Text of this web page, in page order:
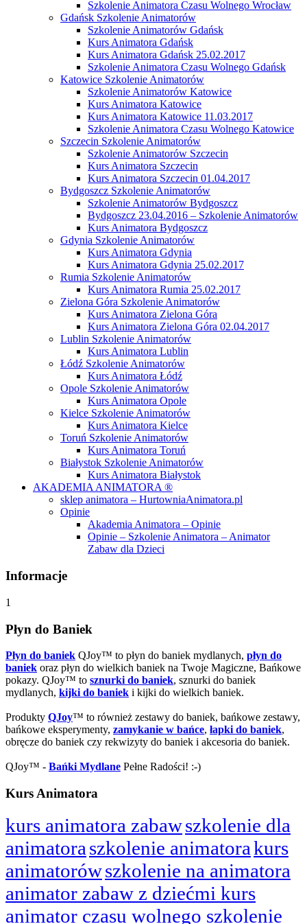
Szkolenie Animatora Czasu Wolnego Wrocław
Gdańsk Szkolenie Animatorów
Szkolenie Animatorów Gdańsk
Kurs Animatora Gdańsk
Kurs Animatora Gdańsk 25.02.2017
Szkolenie Animatora Czasu Wolnego Gdańsk
Katowice Szkolenie Animatorów
Szkolenie Animatorów Katowice
Kurs Animatora Katowice
Kurs Animatora Katowice 11.03.2017
Szkolenie Animatora Czasu Wolnego Katowice
Szczecin Szkolenie Animatorów
Szkolenie Animatorów Szczecin
Kurs Animatora Szczecin
Kurs Animatora Szczecin 01.04.2017
Bydgoszcz Szkolenie Animatorów
Szkolenie Animatorów Bydgoszcz
Bydgoszcz 23.04.2016 – Szkolenie Animatorów
Kurs Animatora Bydgoszcz
Gdynia Szkolenie Animatorów
Kurs Animatora Gdynia
Kurs Animatora Gdynia 25.02.2017
Rumia Szkolenie Animatorów
Kurs Animatora Rumia 25.02.2017
Zielona Góra Szkolenie Animatorów
Kurs Animatora Zielona Góra
Kurs Animatora Zielona Góra 02.04.2017
Lublin Szkolenie Animatorów
Kurs Animatora Lublin
Łódź Szkolenie Animatorów
Kurs Animatora Łódź
Opole Szkolenie Animatorów
Kurs Animatora Opole
Kielce Szkolenie Animatorów
Kurs Animatora Kielce
Toruń Szkolenie Animatorów
Kurs Animatora Toruń
Białystok Szkolenie Animatorów
Kurs Animatora Białystok
AKADEMIA ANIMATORA ®
sklep animatora – HurtowniaAnimatora.pl
Opinie
Akademia Animatora – Opinie
Opinie – Szkolenie Animatora – Animator
Zabaw dla Dzieci
Informacje
1
Płyn do Baniek
Płyn do baniek QJoy™ to płyn do baniek mydlanych, płyn do
baniek oraz płyn do wielkich baniek na Twoje Magiczne, Bańkowe
pokazy. QJoy™ to sznurki do baniek, sznurki do baniek
mydlanych, kijki do baniek i kijki do wielkich baniek.
Produkty QJoy™ to również zestawy do baniek, bańkowe zestawy,
bańkowe eksperymenty, zamykanie w bańce, łapki do baniek,
obręcze do baniek czy rekwizyty do baniek i akcesoria do baniek.
QJoy™ - Bańki Mydlane Pełne Radości! :-)
Kurs Animatora
kurs animatora zabawszkolenie dla
animatora szkolenie animatorakurs
animatorówszkolenie na animatora
animator zabaw z dziećmi kurs
animator czasu wolnego szkolenie